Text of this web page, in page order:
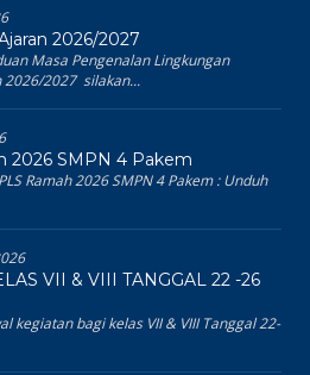
2026/2027
Masa Pengenalan Lingkungan
2026/2027 silakan...
2026 SMPN 4 Pakem
Ramah 2026 SMPN 4 Pakem : Unduh
VII & VIII TANGGAL 22 -26
kegiatan bagi kelas VII & VIII Tanggal 22-